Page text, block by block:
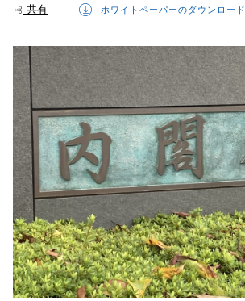
共有 ホワイトペーパーのダウンロード